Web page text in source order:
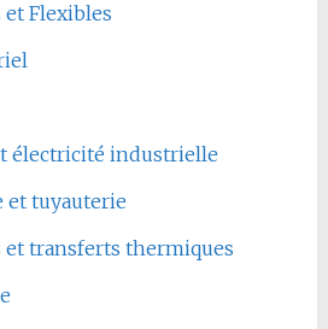
Flexibles
électricité industrielle
et tuyauterie
et transferts thermiques